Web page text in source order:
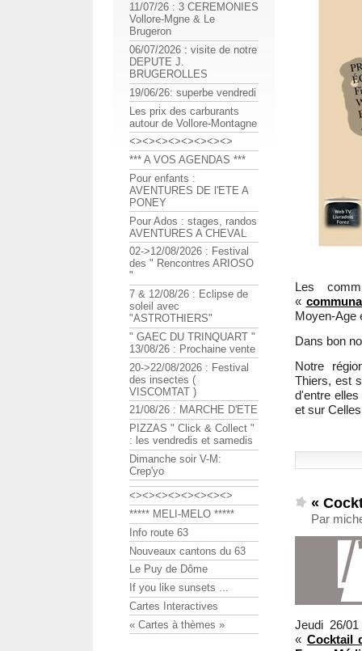
Les
«
Moyen-Age
Dans bon
Notre
Thiers, est
d'entre
et sur
«
Par
Jeudi 26/
« Cocktail
11/07/26 : 3 CEREMONIES
Vollore-Mgne & Le
Brugeron
06/07/2026 : visite de notre
DEPUTE J.
BRUGEROLLES
19/06/26: superbe vendredi
Les prix des carburants
autour de Vollore-Montagne
<><><><><><><><>
*** A VOS AGENDAS ***
Pour enfants :
AVENTURES DE l'ETE A
PONEY
Pour Ados : stages, randos
AVENTURES A CHEVAL
02->12/08/2026 : Festival
des " Rencontres ARIOSO
"
7 & 12/08/26 : Eclipse de
soleil avec
"ASTROTHIERS"
" GAEC DU TRINQUART "
13/08/26 : Prochaine vente
20->22/08/2026 : Festival
des insectes (
VISCOMTAT )
21/08/26 : MARCHE D'ETE
PIZZAS " Click & Collect "
: les vendredis et samedis
Dimanche soir V-M:
Crep'yo
<><><><><><><><>
***** MELI-MELO *****
Info route 63
Nouveaux cantons du 63
Le Puy de Dôme
If you like sunsets ...
Cartes Interactives
« Cartes à thèmes »